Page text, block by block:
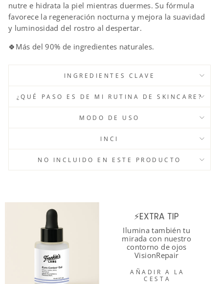
nutre e hidrata la piel mientras duermes. Su fórmula
favorece la regeneración nocturna y mejora la suavidad
y luminosidad del rostro al despertar.
🍀Más del 90% de ingredientes naturales.
INGREDIENTES CLAVE
¿QUÉ PASO ES DE MI RUTINA DE SKINCARE?
MODO DE USO
INCI
NO INCLUIDO EN ESTE PRODUCTO
⚡EXTRA TIP
Ilumina también tu
mirada con nuestro
contorno de ojos
VisionRepair
AÑADIR A LA
CESTA